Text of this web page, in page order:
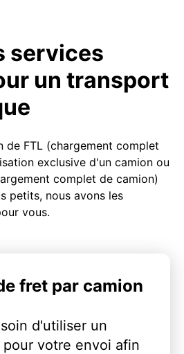
services
un transport
de FTL (chargement complet
exclusive d'un camion ou
complet de camion)
petits, nous avons les
vous.
fret par camion
d'utiliser un
votre envoi afin